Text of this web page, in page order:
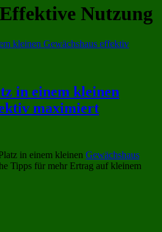
Effektive Nutzung
in einem kleinen
maximiert
in einem kleinen Gewächshaus
Tipps für mehr Ertrag auf kleinem